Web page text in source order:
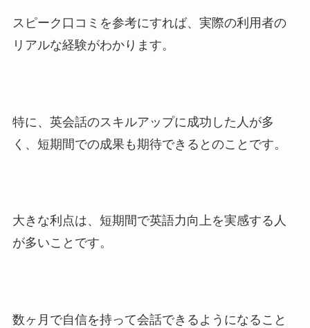
スピーク口コミを参考にすれば、実際の利用者の
リアルな経験がわかります。
特に、英会話のスキルアップに成功した人が多
く、短期間での成果も期待できるとのことです。
大きな利点は、短期間で英語力向上を実感する人
が多いことです。
数ヶ月で自信を持って会話できるようになること